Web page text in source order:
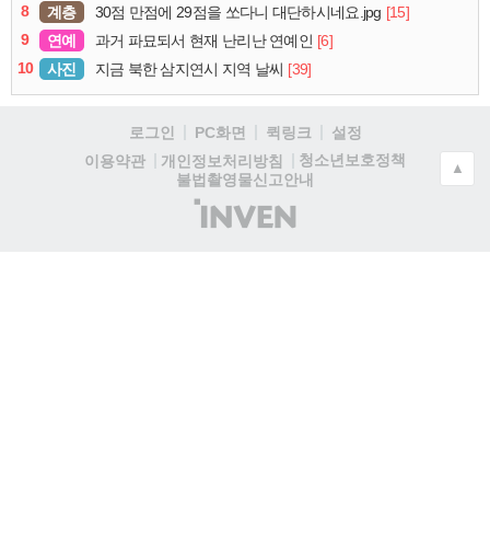
8
계층 30점 만점에 29점을 쏘다니 대단하시네요.jpg [15]
9
연예 과거 파묘되서 현재 난리난 연예인 [6]
10
사진 지금 북한 삼지연시 지역 날씨 [39]
로그인 PC화면 퀵링크
설정
이용약관
개인정보처리방침
청소년보호정책
불법촬영물신고안내
(주)
인
▲